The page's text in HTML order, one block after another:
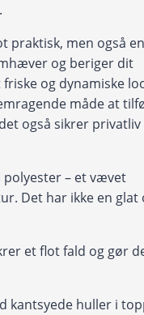
praktisk, men også
og beriger dit
og dynamiske
måde at
også sikrer privatliv
– et vævet
Det har ikke en glat
et flot fald og gør
kantsyede huller i